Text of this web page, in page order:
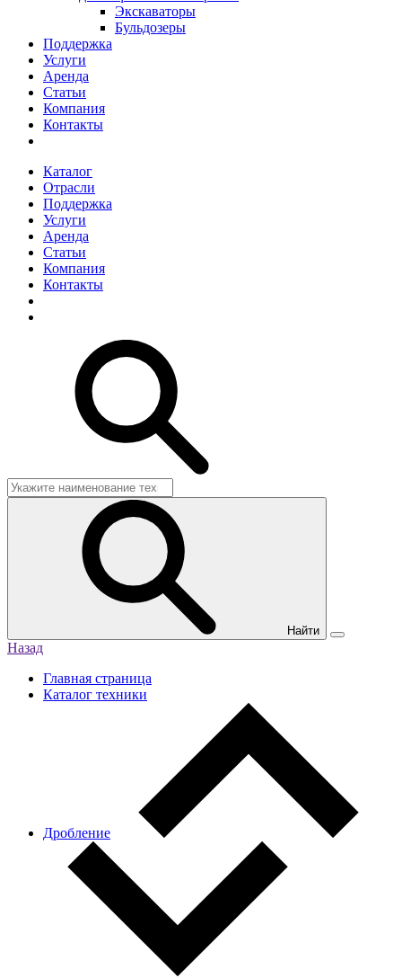
Экскаваторы
Бульдозеры
Поддержка
Услуги
Аренда
Статьи
Компания
Контакты
Каталог
Отрасли
Поддержка
Услуги
Аренда
Статьи
Компания
Контакты
Найти
Назад
Главная страница
Каталог техники
Дробление